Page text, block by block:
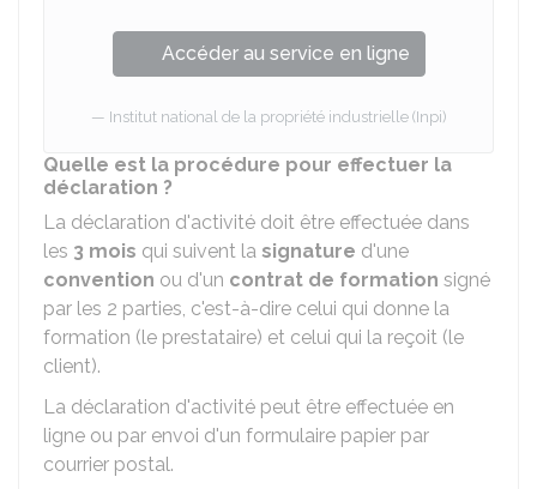
Accéder au service en ligne
Institut national de la propriété industrielle (Inpi)
Quelle est la procédure pour effectuer la
déclaration ?
La déclaration d'activité doit être effectuée dans
les 3 mois qui suivent la signature d'une
convention ou d'un contrat de formation signé
par les 2 parties, c'est-à-dire celui qui donne la
formation (le prestataire) et celui qui la reçoit (le
client).
La déclaration d'activité peut être effectuée en
ligne ou par envoi d'un formulaire papier par
courrier postal.